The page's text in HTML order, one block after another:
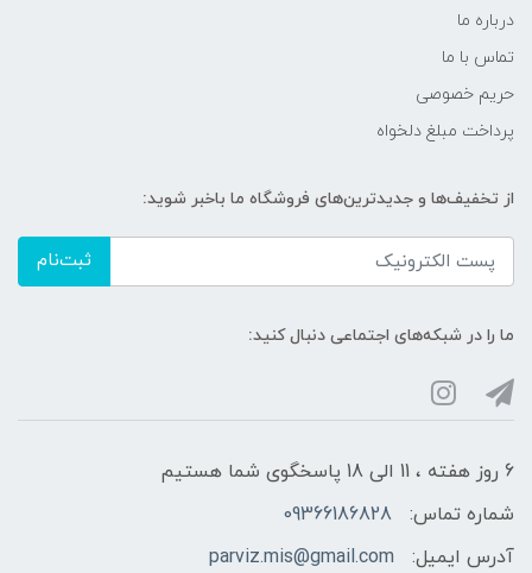
درباره ما
تماس با ما
حریم خصوصی
پرداخت مبلغ دلخواه
از تخفیف‌ها و جدیدترین‌های فروشگاه ما باخبر شوید:
ثبت‌نام
ما را در شبکه‌های اجتماعی دنبال کنید:
6 روز هفته ، 11 الی 18 پاسخگوی شما هستیم
شماره تماس:
09366186828
آدرس ایمیل:
parviz.mis@gmail.com